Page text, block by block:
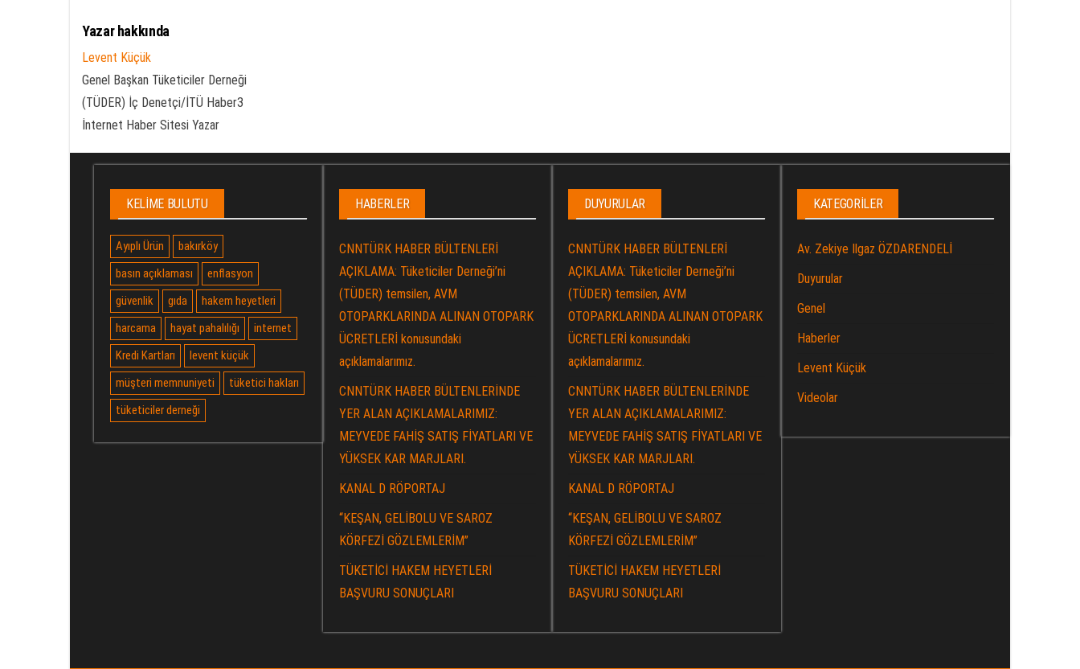
Yazar hakkında
Levent Küçük
Genel Başkan Tüketiciler Derneği
(TÜDER) İç Denetçi/İTÜ Haber3
İnternet Haber Sitesi Yazar
KELIME BULUTU
Ayıplı Ürün
bakırköy
basın açıklaması
enflasyon
güvenlik
gıda
hakem heyetleri
harcama
hayat pahalılığı
internet
Kredi Kartları
levent küçük
müşteri memnuniyeti
tüketici hakları
tüketiciler derneği
HABERLER
CNNTÜRK HABER BÜLTENLERİ
AÇIKLAMA: Tüketiciler Derneği’ni
(TÜDER) temsilen, AVM
OTOPARKLARINDA ALINAN OTOPARK
ÜCRETLERİ konusundaki
açıklamalarımız.
CNNTÜRK HABER BÜLTENLERİNDE
YER ALAN AÇIKLAMALARIMIZ:
MEYVEDE FAHİŞ SATIŞ FİYATLARI VE
YÜKSEK KAR MARJLARI.
KANAL D RÖPORTAJ
“KEŞAN, GELİBOLU VE SAROZ
KÖRFEZİ GÖZLEMLERİM”
TÜKETİCİ HAKEM HEYETLERİ
BAŞVURU SONUÇLARI
DUYURULAR
CNNTÜRK HABER BÜLTENLERİ
AÇIKLAMA: Tüketiciler Derneği’ni
(TÜDER) temsilen, AVM
OTOPARKLARINDA ALINAN OTOPARK
ÜCRETLERİ konusundaki
açıklamalarımız.
CNNTÜRK HABER BÜLTENLERİNDE
YER ALAN AÇIKLAMALARIMIZ:
MEYVEDE FAHİŞ SATIŞ FİYATLARI VE
YÜKSEK KAR MARJLARI.
KANAL D RÖPORTAJ
“KEŞAN, GELİBOLU VE SAROZ
KÖRFEZİ GÖZLEMLERİM”
TÜKETİCİ HAKEM HEYETLERİ
BAŞVURU SONUÇLARI
KATEGORILER
Av. Zekiye Ilgaz ÖZDARENDELİ
Duyurular
Genel
Haberler
Levent Küçük
Videolar